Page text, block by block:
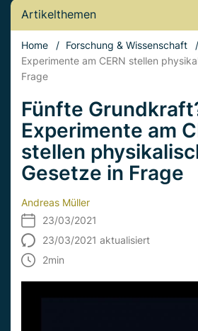
Artikelthemen
Home / Forschung & Wissenschaft /
Experimente am CERN stellen
Frage
Fünfte
Experimente am
stellen
Gesetze in Frage
Andreas Müller
23/03/2021
23/03/2021 aktualisiert
2min